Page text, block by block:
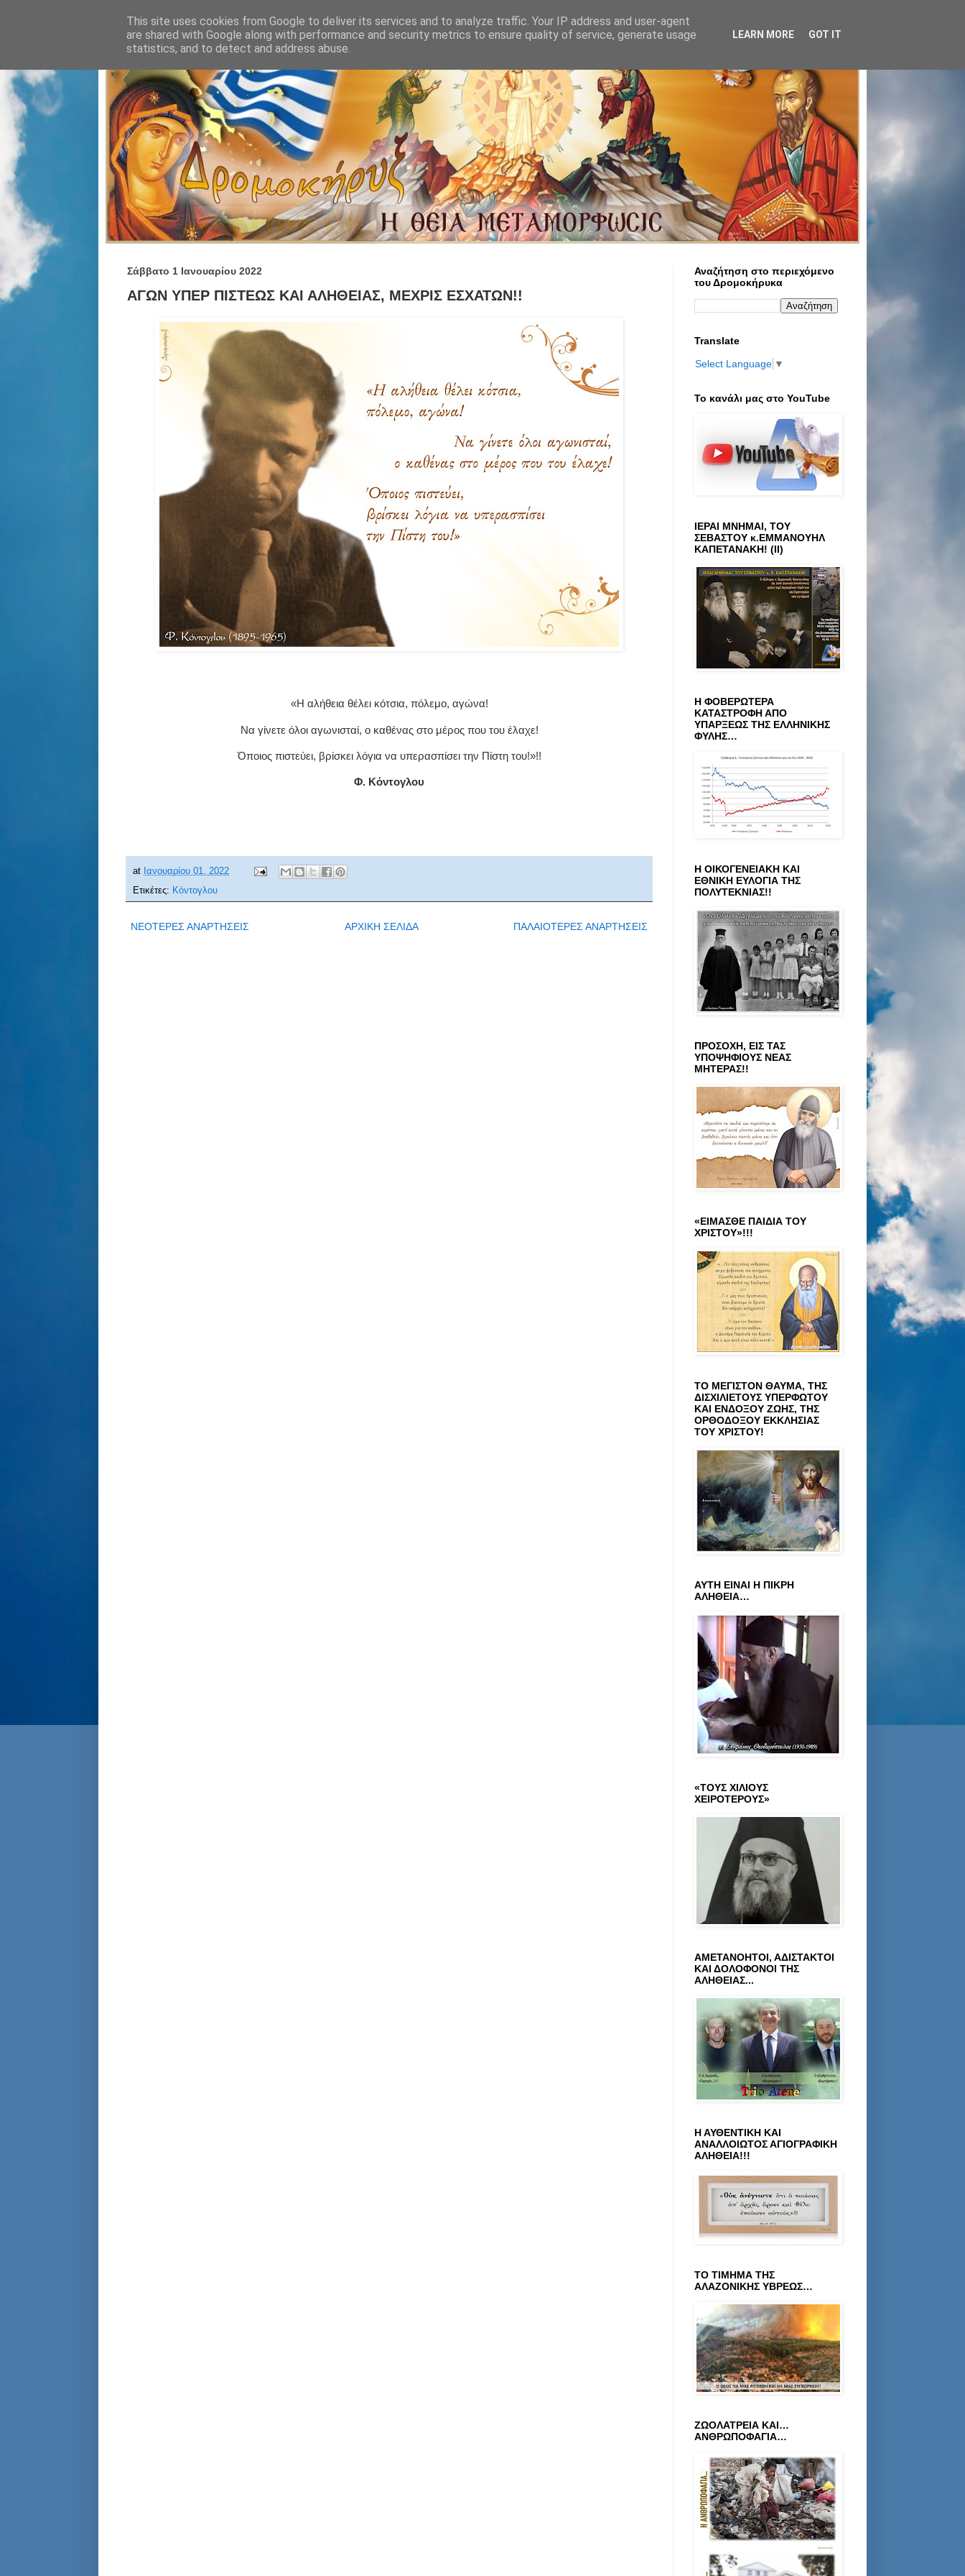
Σάββατο 1 Ιανουαρίου 2022
ΑΓΩΝ ΥΠΕΡ ΠΙΣΤΕΩΣ ΚΑΙ ΑΛΗΘΕΙΑΣ, ΜΕΧΡΙΣ ΕΣΧΑΤΩΝ!!
«Η αλήθεια θέλει κότσια, πόλεμο, αγώνα!
Να γίνετε όλοι αγωνισταί, ο καθένας στο μέρος που του έλαχε!
Όποιος πιστεύει, βρίσκει λόγια να υπερασπίσει την Πίστη του!»!!
Φ. Κόντογλου
at Ιανουαρίου 01, 2022
Ετικέτες: Κόντογλου
ΝΕΟΤΕΡΕΣ ΑΝΑΡΤΗΣΕΙΣ ΠΑΛΑΙΟΤΕΡΕΣ ΑΝΑΡΤΗΣΕΙΣ
ΑΡΧΙΚΗ ΣΕΛΙΔΑ
Αναζήτηση στο περιεχόμενο
του Δρομοκήρυκα
Translate
Select Language ▼
Το κανάλι μας στο ΥοuTube
ΙΕΡΑΙ ΜΝΗΜΑΙ, ΤΟΥ
ΣΕΒΑΣΤΟΥ κ.ΕΜΜΑΝΟΥΗΛ
ΚΑΠΕΤΑΝΑΚΗ! (ΙΙ)
Η ΦΟΒΕΡΩΤΕΡΑ
ΚΑΤΑΣΤΡΟΦΗ ΑΠΟ
ΥΠΑΡΞΕΩΣ ΤΗΣ ΕΛΛΗΝΙΚΗΣ
ΦΥΛΗΣ…
Η ΟΙΚΟΓΕΝΕΙΑΚΗ ΚΑΙ
ΕΘΝΙΚΗ ΕΥΛΟΓΙΑ ΤΗΣ
ΠΟΛΥΤΕΚΝΙΑΣ!!
ΠΡΟΣΟΧΗ, ΕΙΣ ΤΑΣ
ΥΠΟΨΗΦΙΟΥΣ ΝΕΑΣ
ΜΗΤΕΡΑΣ!!
«ΕΙΜΑΣΘΕ ΠΑΙΔΙΑ ΤΟΥ
ΧΡΙΣΤΟΥ»!!!
ΤΟ ΜΕΓΙΣΤΟΝ ΘΑΥΜΑ, ΤΗΣ
ΔΙΣΧΙΛΙΕΤΟΥΣ ΥΠΕΡΦΩΤΟΥ
ΚΑΙ ΕΝΔΟΞΟΥ ΖΩΗΣ, ΤΗΣ
ΟΡΘΟΔΟΞΟΥ ΕΚΚΛΗΣΙΑΣ
ΤΟΥ ΧΡΙΣΤΟΥ!
ΑΥΤΗ ΕΙΝΑΙ Η ΠΙΚΡΗ
ΑΛΗΘΕΙΑ…
«ΤΟΥΣ ΧΙΛΙΟΥΣ
ΧΕΙΡΟΤΕΡΟΥΣ»
ΑΜΕΤΑΝΟΗΤΟΙ, ΑΔΙΣΤΑΚΤΟΙ
ΚΑΙ ΔΟΛΟΦΟΝΟΙ ΤΗΣ
ΑΛΗΘΕΙΑΣ...
Η ΑΥΘΕΝΤΙΚΗ ΚΑΙ
ΑΝΑΛΛΟΙΩΤΟΣ ΑΓΙΟΓΡΑΦΙΚΗ
ΑΛΗΘΕΙΑ!!!
ΤΟ ΤΙΜΗΜΑ ΤΗΣ
ΑΛΑΖΟΝΙΚΗΣ ΥΒΡΕΩΣ…
ΖΩΟΛΑΤΡΕΙΑ ΚΑΙ…
ΑΝΘΡΩΠΟΦΑΓΙΑ…
This site uses cookies from Google to deliver its services and to analyze traffic. Your IP address and user-agent
are shared with Google along with performance and security metrics to ensure quality of service, generate usage
statistics, and to detect and address abuse.
LEARN MORE GOT IT